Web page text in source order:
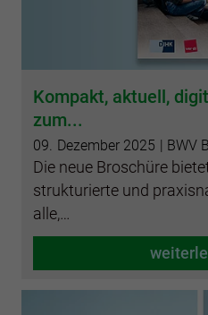
Kompakt, aktuell,
zum...
09. Dezember 2025 |
Die neue Broschüre
strukturierte und
alle,…